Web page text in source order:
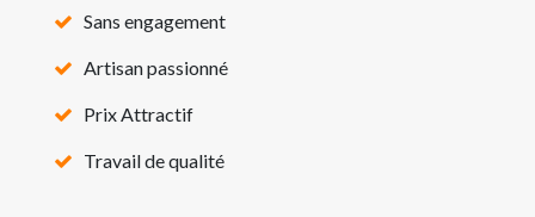
Sans engagement
Artisan passionné
Prix Attractif
Travail de qualité